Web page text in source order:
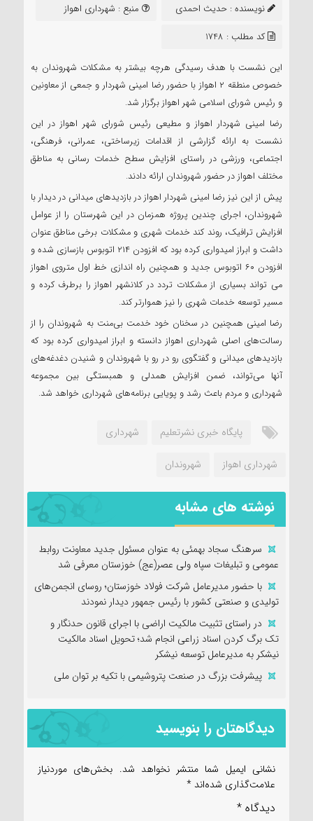
نویسنده : حدیث احمدی
سعید
منبع : شهرداری اهواز
کد مطلب : 1748
این نشست با هدف رسیدگی هرچه بیشتر به مشکلات شهروندان به
خصوص منطقه ۲ اهواز با حضور رضا امینی شهردار و جمعی از معاونین
و رئیس شورای اسلامی شهر اهواز برگزار شد.
رضا امینی شهردار اهواز و مطیعی رئیس شورای شهر اهواز در این
نشست به ارائه گزارشی از اقدامات زیرساختی، عمرانی، فرهنگی،
اجتماعی، ورزشی در راستای افزایش سطح خدمات رسانی به مناطق
مختلف اهواز در حضور شهروندان ارائه دادند.
پیش از این نیز رضا امینی شهردار اهواز در بازدیدهای میدانی در دیدار با
شهروندان، اجرای چندین پروژه همزمان در این شهرستان را از عوامل
افزایش ترافیک، روند کند خدمات شهری و مشکلات برخی مناطق عنوان
داشت و ابراز امیدواری کرده بود که افزودن ۲۱۴ اتوبوس بازسازی شده و
افزودن ۶۰ اتوبوس جدید و همچنین راه اندازی خط اول متروی اهواز
می تواند بسیاری از مشکلات تردد در کلانشهر اهواز را برطرف کرده و
مسیر توسعه خدمات شهری را نیز هموارتر کند.
رضا امینی همچنین در سخنان خود خدمت بی‌منت به شهروندان را از
رسالت‌های اصلی شهرداری اهواز دانسته و ابراز امیدواری کرده بود که
بازدیدهای میدانی و گفتگوی رو در رو با شهروندان و شنیدن دغدغه‌های
آنها می‌تواند، ضمن افزایش همدلی و همبستگی بین مجموعه
شهرداری و مردم باعث رشد و پویایی برنامه‌های شهرداری خواهد شد.
پایگاه خبری نشرتعلیم شهرداری
شهرداری اهواز شهروندان
نوشته های مشابه
سرهنگ سجاد بهمئی به عنوان مسئول جدید معاونت روابط
عمومی و تبلیغات سپاه ولی عصر(عج) خوزستان معرفی شد
با حضور مدیرعامل شرکت فولاد خوزستان؛ روسای انجمن‌های
تولیدی و صنعتی کشور با رئیس جمهور دیدار نمودند
در راستای تثبیت مالکیت اراضی با اجرای قانون حدنگار و
تک برگ کردن اسناد زراعی انجام شد؛ تحویل اسناد مالکیت
نیشکر به مدیرعامل توسعه نیشکر
پیشرفت بزرگ در صنعت پتروشیمی با تکیه بر توان ملی
دیدگاهتان را بنویسید
نشانی ایمیل شما منتشر نخواهد شد. بخش‌های موردنیاز
علامت‌گذاری شده‌اند *
دیدگاه *